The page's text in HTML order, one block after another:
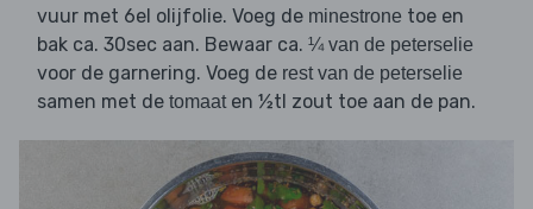
vuur met 6el olijfolie. Voeg de minestrone toe en
bak ca. 30sec aan. Bewaar ca. ¼ van de peterselie
voor de garnering. Voeg de rest van de peterselie
samen met de tomaat en ½tl zout toe aan de pan.